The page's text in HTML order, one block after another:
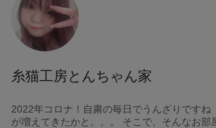
糸猫工房とんちゃん家
2022年コロナ！自粛の毎日でうんざりですね
が増えてきたかと。。。 そこで、そんなお部